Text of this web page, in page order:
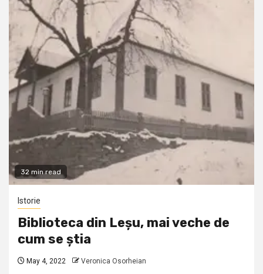
32 min read
Istorie
Biblioteca din Leșu, mai veche de
cum se știa
May 4, 2022 Veronica Osorheian